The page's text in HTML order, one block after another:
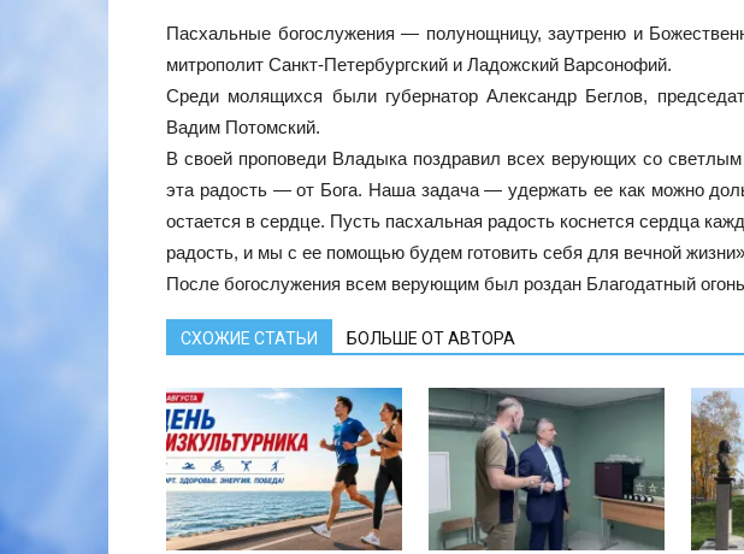
Пасхальные богослужения — полунощницу, заутреню и
митрополит Санкт-Петербургский и Ладожский Варсонофий.
Среди молящихся были губернатор Александр Беглов,
Вадим Потомский.
В своей проповеди Владыка поздравил всех верующих со
эта радость — от Бога. Наша задача — удержать ее как можно
остается в сердце. Пусть пасхальная радость коснется сердца
радость, и мы с ее помощью будем готовить себя для вечной
После богослужения всем верующим был роздан Благодатный
СХОЖИЕ СТАТЬИ БОЛЬШЕ ОТ АВТОРА